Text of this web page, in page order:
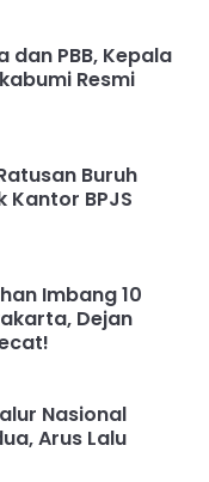
dan PBB, Kepala
Resmi
Buruh
Kantor BPJS
Imbang 10
Dejan
Nasional
Arus Lalu